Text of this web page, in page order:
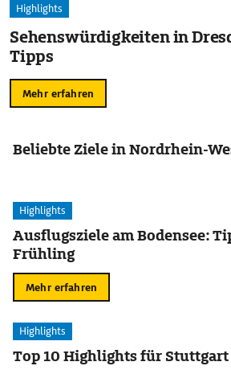
Highlights
Sehenswürdigkeiten in
Tipps
Mehr erfahren
Beliebte Ziele in Nordrhein-
Highlights
Ausflugsziele am Bodensee:
Frühling
Mehr erfahren
Highlights
Top 10 Highlights für